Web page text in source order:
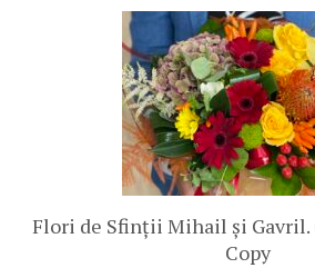
Flori de Sfinții Mihail și Gavril.
Copy